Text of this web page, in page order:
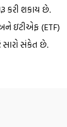
કરી શકાય છે.
ઇટીએફ (ETF)
સારો સંકેત છે.